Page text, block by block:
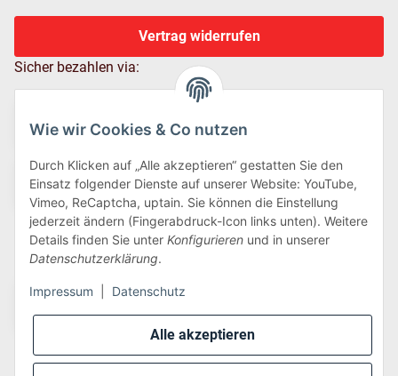
Alle akzeptieren
Wie wir Cookies & Co nutzen
Durch Klicken auf „Alle akzeptieren“ gestatten Sie den
Einsatz folgender Dienste auf unserer Website: YouTube,
Vimeo, ReCaptcha, uptain. Sie können die Einstellung
jederzeit ändern (Fingerabdruck-Icon links unten). Weitere
Details finden Sie unter Konfigurieren und in unserer
Datenschutzerklärung.
Impressum Datenschutz
Vertrag widerrufen
Sicher bezahlen via:
Wir versenden via: